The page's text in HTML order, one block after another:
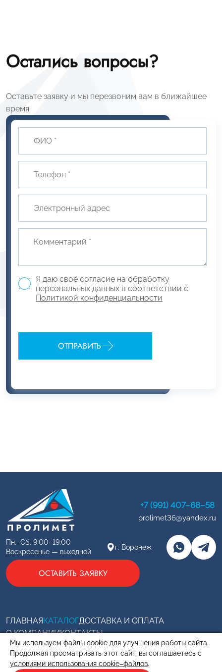
Остались вопросы?
Оставьте заявку и мы перезвоним вам в ближайшее
время.
Я даю своё согласие на обработку
персональных данных в соответствии с
Политикой конфиденциальности
ОТПРАВИТЬ
+7 (991) 407–68–58
prolimet36@yandex.ru
Пн.–Сб. 9:00–19:00
Воскресенье — выходной
г. Воронеж
ОСТАВИТЬ ЗАЯВКУ
ГЛАВНАЯКАТАЛОГДОСТАВКА И ОПЛАТА
О КОМПАНИИКОНТАКТЫ
Copyright © «ПРОЛИМЕТ», 2026
Создание и продвижение сайтов Team-B
Правила использования сайта
Мы используем файлы cookie для улучшения работы сайта.
Продолжая просматривать этот сайт, вы соглашаетесь с
условиями использования cookie–файлов.